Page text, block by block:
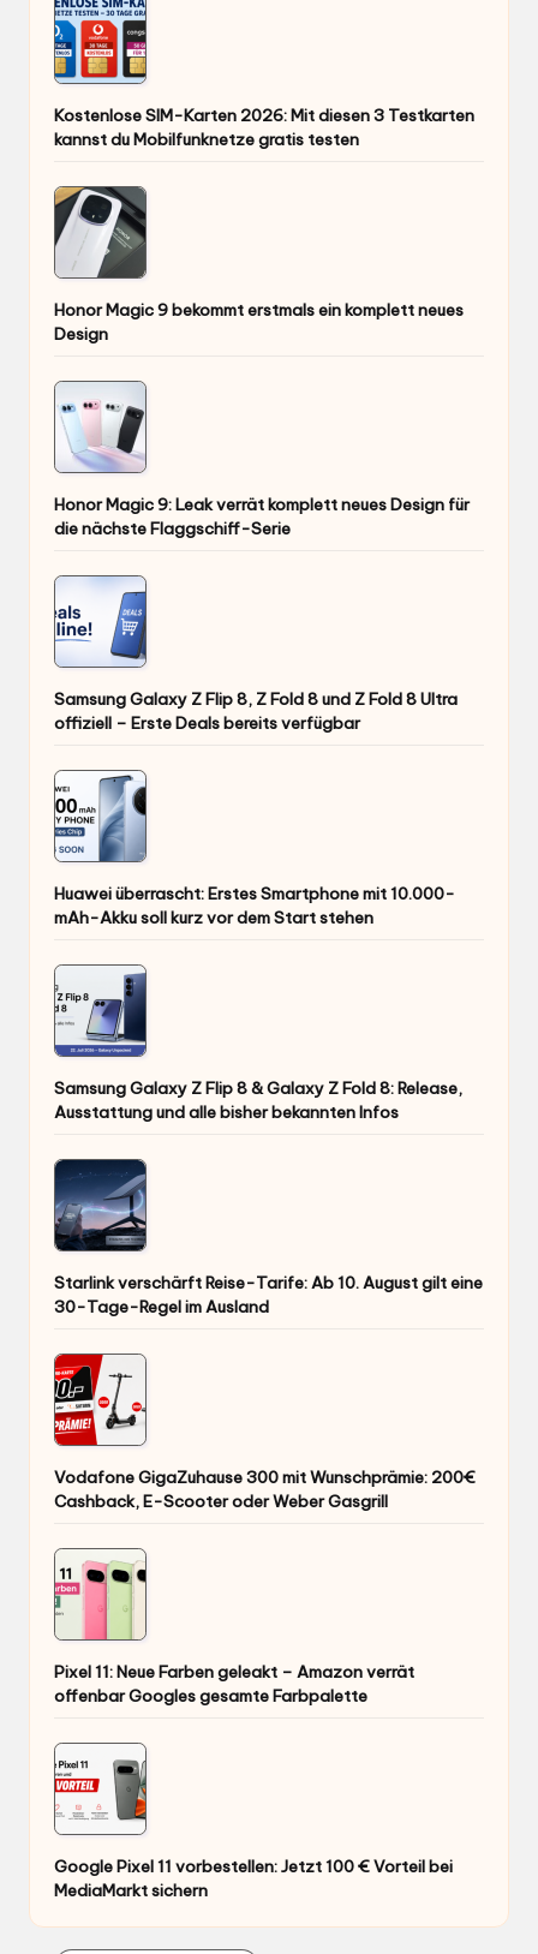
Kostenlose SIM-Karten 2026: Mit diesen 3 Testkarten
kannst du Mobilfunknetze gratis testen
Honor Magic 9 bekommt erstmals ein komplett neues
Design
Honor Magic 9: Leak verrät komplett neues Design für
die nächste Flaggschiff-Serie
Samsung Galaxy Z Flip 8, Z Fold 8 und Z Fold 8 Ultra
offiziell – Erste Deals bereits verfügbar
Huawei überrascht: Erstes Smartphone mit 10.000-
mAh-Akku soll kurz vor dem Start stehen
Samsung Galaxy Z Flip 8 & Galaxy Z Fold 8: Release,
Ausstattung und alle bisher bekannten Infos
Starlink verschärft Reise-Tarife: Ab 10. August gilt eine
30-Tage-Regel im Ausland
Vodafone GigaZuhause 300 mit Wunschprämie: 200€
Cashback, E-Scooter oder Weber Gasgrill
Pixel 11: Neue Farben geleakt – Amazon verrät
offenbar Googles gesamte Farbpalette
Google Pixel 11 vorbestellen: Jetzt 100 € Vorteil bei
MediaMarkt sichern